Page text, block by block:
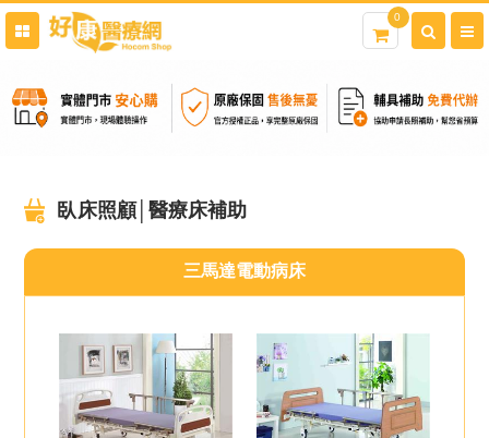
0
臥床照顧│醫療床補助
三馬達電動病床